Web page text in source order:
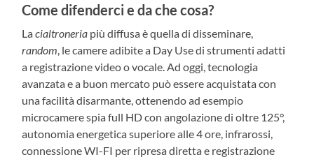
Come difenderci e da che cosa?
Lacialtroneria più diffusa è quella di disseminare,
random, le camere adibite a Day Use di strumenti adatti
a registrazione video o vocale. Ad oggi, tecnologia
avanzata e a buon mercato può essere acquistata con
una facilità disarmante, ottenendo ad esempio
microcamere spia full HD con angolazione di oltre 125°,
autonomia energetica superiore alle 4 ore, infrarossi,
connessione WI-FI per ripresa diretta e registrazione